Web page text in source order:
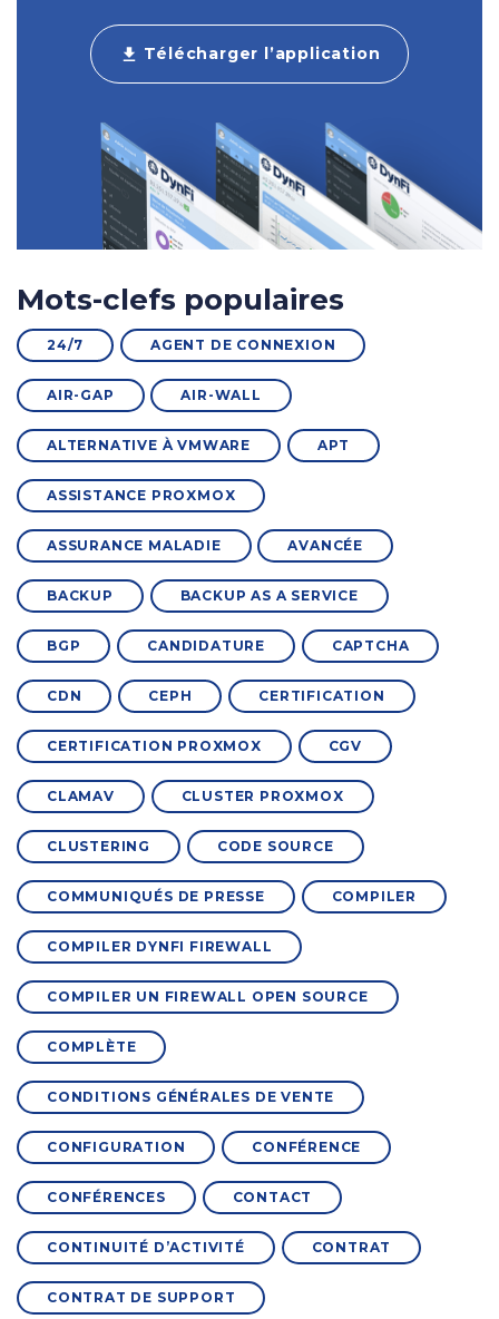
download Télécharger l’application
Mots-clefs populaires
24/7 AGENT DE CONNEXION
AIR-GAP AIR-WALL
ALTERNATIVE À VMWARE APT
ASSISTANCE PROXMOX
ASSURANCE MALADIE AVANCÉE
BACKUP BACKUP AS A SERVICE
BGP CANDIDATURE CAPTCHA
CDN CEPH CERTIFICATION
CERTIFICATION PROXMOX CGV
CLAMAV CLUSTER PROXMOX
CLUSTERING CODE SOURCE
COMMUNIQUÉS DE PRESSE COMPILER
COMPILER DYNFI FIREWALL
COMPILER UN FIREWALL OPEN SOURCE
COMPLÈTE
CONDITIONS GÉNÉRALES DE VENTE
CONFIGURATION CONFÉRENCE
CONFÉRENCES CONTACT
CONTINUITÉ D’ACTIVITÉ CONTRAT
CONTRAT DE SUPPORT